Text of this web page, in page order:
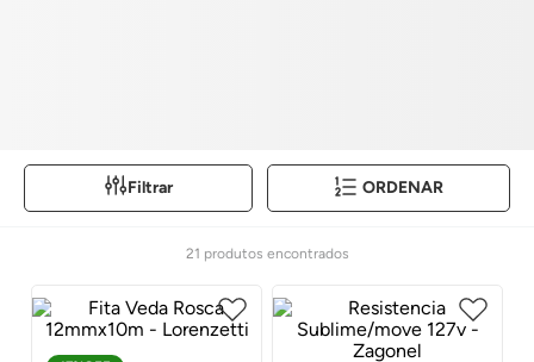
Filtrar ORDENAR
21 produtos